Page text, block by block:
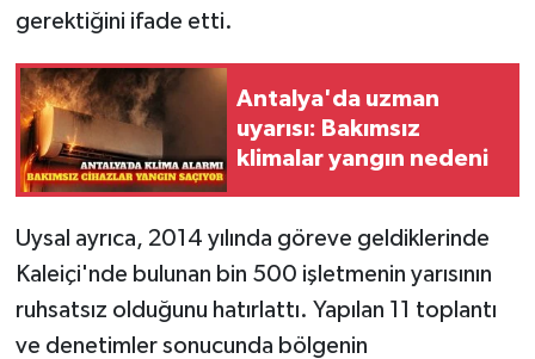
gerektiğini ifade etti.
Antalya'da uzman
uyarısı: Bakımsız
klimalar yangın nedeni
Uysal ayrıca, 2014 yılında göreve geldiklerinde
Kaleiçi'nde bulunan bin 500 işletmenin yarısının
ruhsatsız olduğunu hatırlattı. Yapılan 11 toplantı
ve denetimler sonucunda bölgenin